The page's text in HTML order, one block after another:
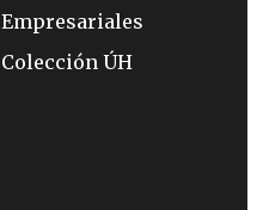
Empresariales
Colección ÚH